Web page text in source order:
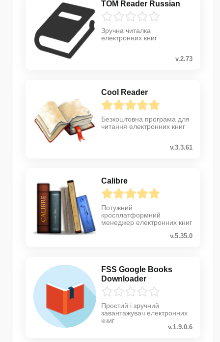
TOM Reader Russian
Зручна читалка
електронних книг
v.2.73
Cool Reader
Безкоштовна програма для
читання електронних книг
v.3.3.61
Calibre
Потужний
кросплатформний
менеджер електронних книг
v.5.35.0
FSS Google Books
Downloader
Простий і зручний
завантажувач електронних
книг
v.1.9.0.6